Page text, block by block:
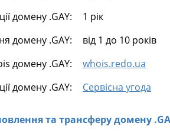
домену .GAY:
1 рік
домену .GAY:
від 1 до 10 років
домену .GAY:
whois.redo.ua
домену .GAY:
Сервісна угода
та трансферу домену